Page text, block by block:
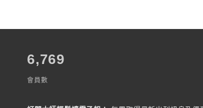
7,787
會員數